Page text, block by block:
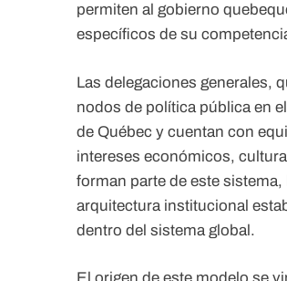
permiten al gobierno
específicos de su
Las delegaciones generales,
nodos de política pública en
de Québec y cuentan con
intereses económicos,
forman parte de este
arquitectura institucional
dentro del sistema global.